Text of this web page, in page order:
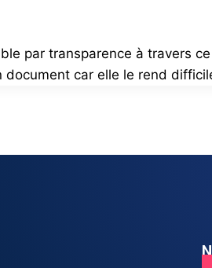
par transparence à travers
car elle le rend